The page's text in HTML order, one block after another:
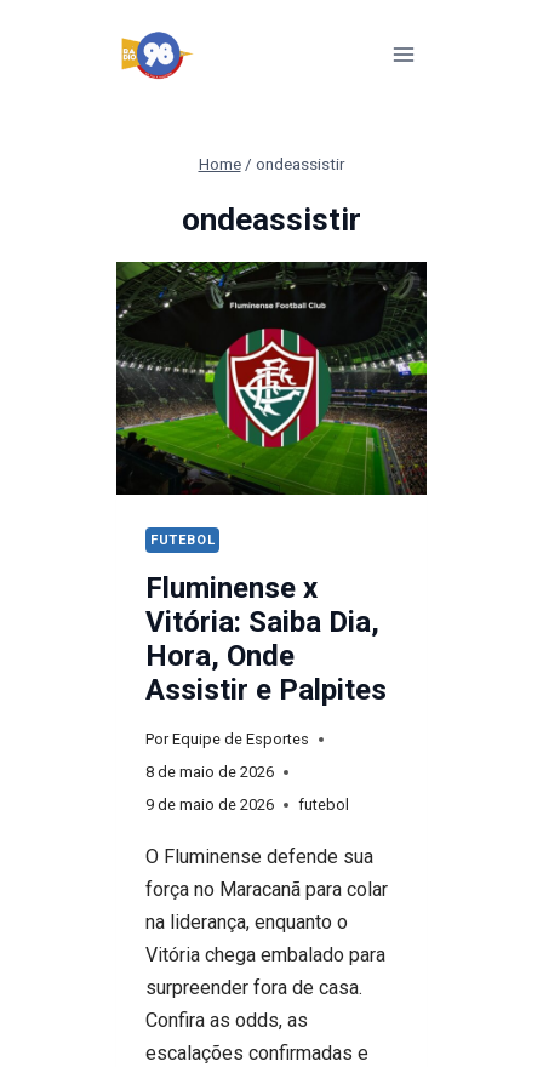
Home / ondeassistir
ondeassistir
FUTEBOL
Fluminense x
Vitória: Saiba Dia,
Hora, Onde
Assistir e Palpites
Por Equipe de Esportes
8 de maio de 2026
9 de maio de 2026
futebol
O Fluminense defende sua
força no Maracanã para colar
na liderança, enquanto o
Vitória chega embalado para
surpreender fora de casa.
Confira as odds, as
escalações confirmadas e